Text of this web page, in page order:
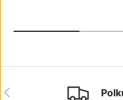
EDELLINEN